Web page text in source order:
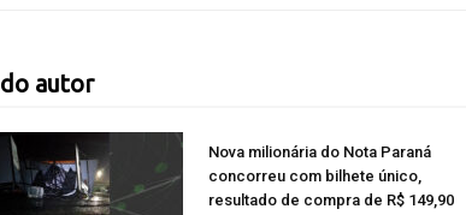
autor
Nova milionária do Nota Paraná
concorreu com bilhete único,
resultado de compra de R$ 149,90